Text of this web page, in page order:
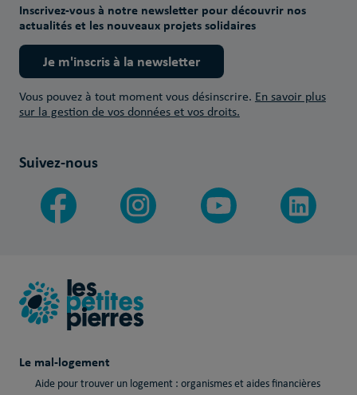
Inscrivez-vous à notre newsletter pour découvrir nos
actualités et les nouveaux projets solidaires
Je m'inscris à la newsletter
Vous pouvez à tout moment vous désinscrire. En savoir plus
sur la gestion de vos données et vos droits.
Suivez-nous
Le mal-logement
Aide pour trouver un logement : organismes et aides financières